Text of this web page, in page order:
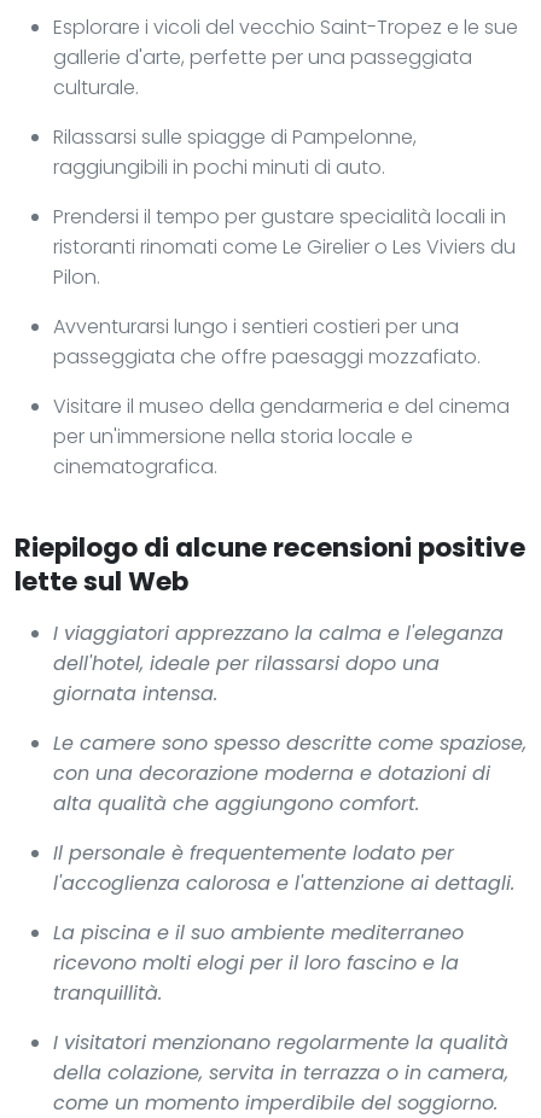
Esplorare i vicoli del vecchio Saint-Tropez e le sue
gallerie d'arte, perfette per una passeggiata
culturale.
Rilassarsi sulle spiagge di Pampelonne,
raggiungibili in pochi minuti di auto.
Prendersi il tempo per gustare specialità locali in
ristoranti rinomati come Le Girelier o Les Viviers du
Pilon.
Avventurarsi lungo i sentieri costieri per una
passeggiata che offre paesaggi mozzafiato.
Visitare il museo della gendarmeria e del cinema
per un'immersione nella storia locale e
cinematografica.
Riepilogo di alcune recensioni positive
lette sul Web
I viaggiatori apprezzano la calma e l'eleganza
dell'hotel, ideale per rilassarsi dopo una
giornata intensa.
Le camere sono spesso descritte come spaziose,
con una decorazione moderna e dotazioni di
alta qualità che aggiungono comfort.
Il personale è frequentemente lodato per
l'accoglienza calorosa e l'attenzione ai dettagli.
La piscina e il suo ambiente mediterraneo
ricevono molti elogi per il loro fascino e la
tranquillità.
I visitatori menzionano regolarmente la qualità
della colazione, servita in terrazza o in camera,
come un momento imperdibile del soggiorno.